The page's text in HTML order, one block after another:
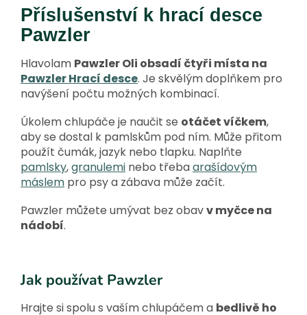
Příslušenství k hrací desce
Pawzler
Hlavolam Pawzler Oli obsadí čtyři místa na
Pawzler Hrací desce. Je skvělým doplňkem pro
navýšení počtu možných kombinací.
Úkolem chlupáče je naučit se otáčet víčkem,
aby se dostal k pamlskům pod ním. Může přitom
použít čumák, jazyk nebo tlapku. Naplňte
pamlsky,granulemi nebo třebaarašídovým
máslem pro psy a zábava může začít.
Pawzler můžete umývat bez obavv myčce na
nádobí.
Jak používat Pawzler
Hrajte si spolu s vaším chlupáčem a bedlivě ho